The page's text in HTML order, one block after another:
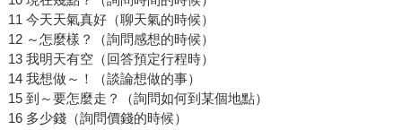
11 今天天氣真好（聊天氣的時候）
12 ～怎麼樣？（詢問感想的時候）
13 我明天有空（回答預定行程時）
14 我想做～！（談論想做的事）
15 到～要怎麼走？（詢問如何到某個地點）
16 多少錢（詢問價錢的時候）